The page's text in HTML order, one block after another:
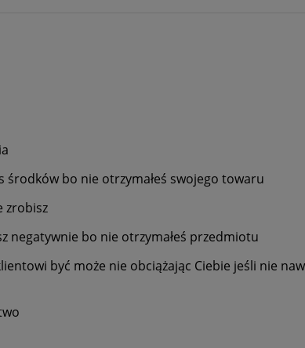
środków bo nie otrzymałeś swojego towaru
zrobisz
negatywnie bo nie otrzymałeś przedmiotu
być może nie obciążając Ciebie jeśli nie